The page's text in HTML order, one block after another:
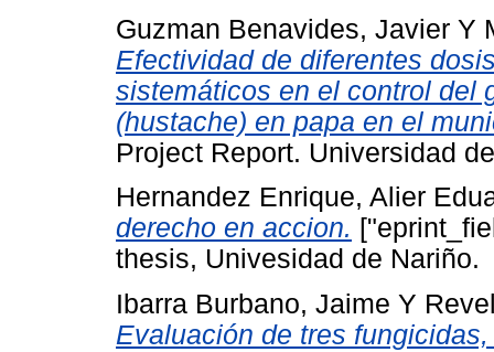
Guzman Benavides, Javier Y
Efectividad de diferentes
sistemáticos en el control del
(hustache) en papa en el
Project Report. Universidad
Hernandez Enrique, Alier
derecho en accion.
thesis, Univesidad de Nariño.
Ibarra Burbano, Jaime Y
Evaluación de tres